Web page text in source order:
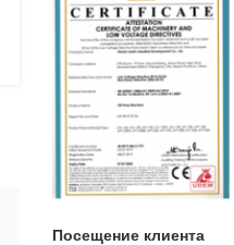
Посещение клиента